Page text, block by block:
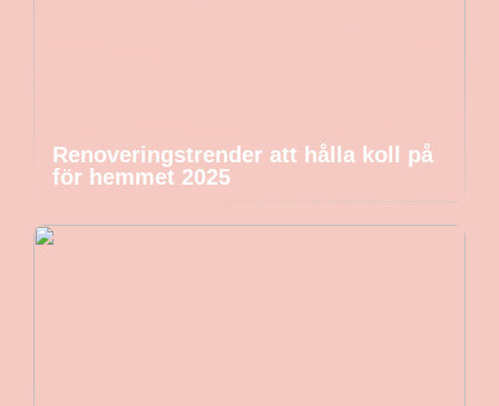
Renoveringstrender att hålla koll på
för hemmet 2025